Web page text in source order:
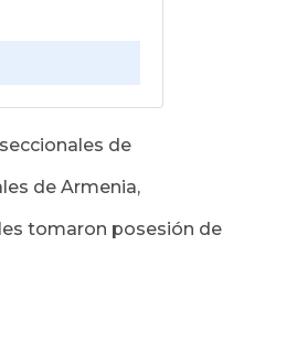
de
de Armenia,
tomaron posesión de